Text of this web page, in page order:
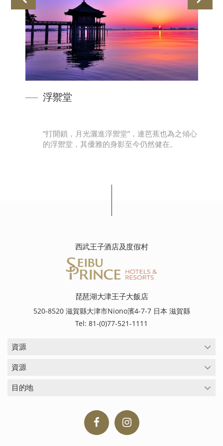
浮禦堂
“打開鎖，月光灑進浮禦堂”，連芭蕉也為之傾心
的浮禦堂，其優雅的身影至今仍然健在。
西武王子酒店及度假村
琵琶湖大津王子大飯店
520-8520 滋賀縣大津市Niono濱4-7-7 日本 滋賀縣
Tel: 81-(0)77-521-1111
資源
資源
目的地